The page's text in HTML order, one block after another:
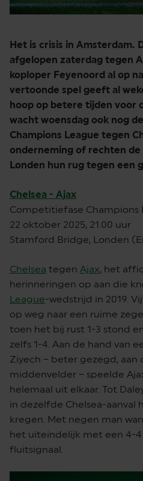
Het is crisis in Amsterdam.
afgelopen zaterdag tegen
koploper Feyenoord al op
vertoonde spel geeft al
hoop op betere tijden voor
wacht woensdag ook nog
Champions League tegen
onderneming of rechten
Londen hun rug tegen een
Chelsea - Ajax
Competitiefase Champions
22 oktober 2025, 21.00 uur
Stamford Bridge, Londen
Chelsea tegen Ajax, het
herinneringen op aan die
League-wedstrijd in 2019.
op weg naar een ruime
toen het bij rust 1-3 stond
zelfs 1-4. Aan de hand van
Ziyech – beter gezegd, aan
middenvelder – speelde
helemaal uit elkaar. Tot
in dezelfde Chelsea-aanval
kregen. Met negen man
het uiteindelijk met een 4-
fluitsignaal.